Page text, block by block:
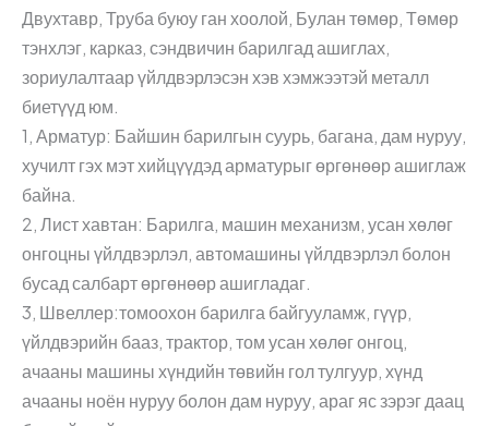
Двухтавр, Труба буюу ган хоолой, Булан төмөр, Төмөр
тэнхлэг, карказ, сэндвичин барилгад ашиглах,
зориулалтаар үйлдвэрлэсэн хэв хэмжээтэй металл
биетүүд юм.
1, Арматур: Байшин барилгын суурь, багана, дам нуруу,
хучилт гэх мэт хийцүүдэд арматурыг өргөнөөр ашиглаж
байна.
2, Лист хавтан: Барилга, машин механизм, усан хөлөг
онгоцны үйлдвэрлэл, автомашины үйлдвэрлэл болон
бусад салбарт өргөнөөр ашигладаг.
3, Швеллер:томоохон барилга байгууламж, гүүр,
үйлдвэрийн бааз, трактор, том усан хөлөг онгоц,
ачааны машины хүндийн төвийн гол тулгуур, хүнд
ачааны ноён нуруу болон дам нуруу, араг яс зэрэг даац